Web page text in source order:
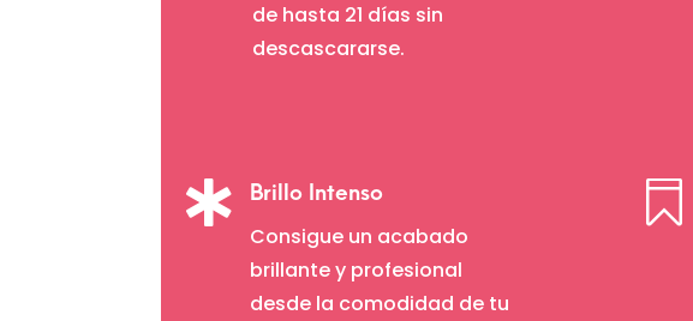
de hasta 21 días sin
descascararse.
 Brillo Intenso
Consigue un acabado
brillante y profesional
desde la comodidad de tu
